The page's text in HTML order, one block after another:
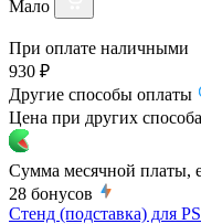
Мало
При оплате наличными
930 ₽
Другие способы оплаты
Цена при других
Сумма месячной платы,
28 бонусов
Стенд (подставка) для